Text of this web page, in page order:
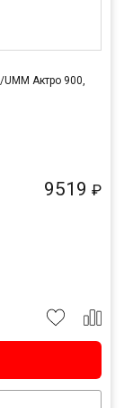
Актро 900,
9519 ₽